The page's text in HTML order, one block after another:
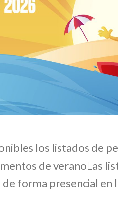
los listados de
de veranoLas
forma presencial en